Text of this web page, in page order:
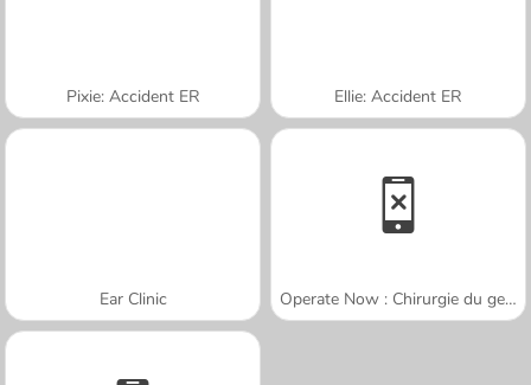
Pixie: Accident ER Ellie: Accident ER
Ear Clinic Operate Now : Chirurgie du genou